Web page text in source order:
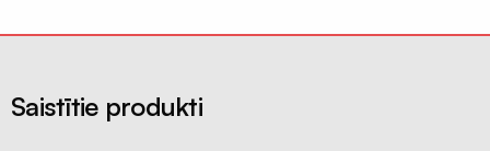
Saistītie produkti